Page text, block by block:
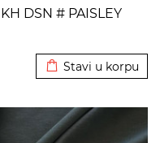
DSN # PAISLEY
Stavi u korpu